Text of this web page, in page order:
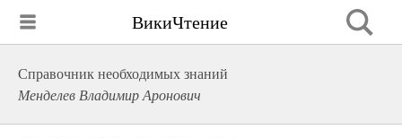
ВикиЧтение
Справочник необходимых знаний
Менделев Владимир Аронович